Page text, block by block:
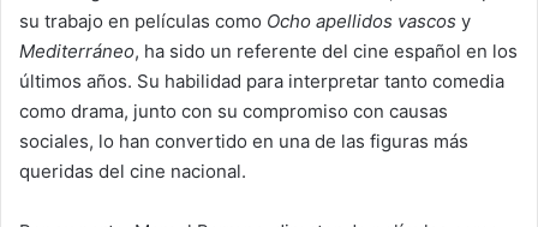
su trabajo en películas como Ocho apellidos vascos y
Mediterráneo, ha sido un referente del cine español en los
últimos años. Su habilidad para interpretar tanto comedia
como drama, junto con su compromiso con causas
sociales, lo han convertido en una de las figuras más
queridas del cine nacional.